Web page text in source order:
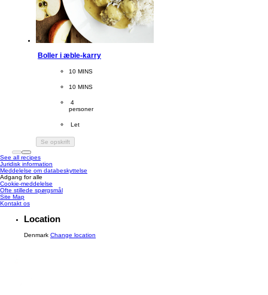
Boller i æble-karry
CookingTime
10 MINS
PreparationTime
10 MINS
Servings
4
personer
Difficulty
Let
Se opskrift
See all recipes
Juridisk information
Meddelelse om databeskyttelse
Adgang for alle
Cookie-meddelelse
Ændre Indstillingerne
Site Map